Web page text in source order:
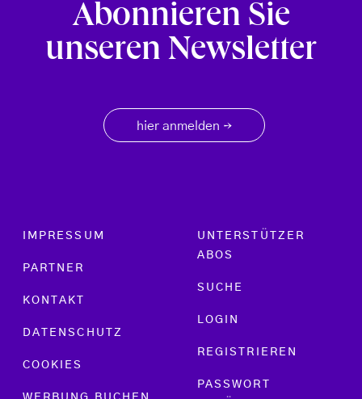
Abonnieren Sie
unseren Newsletter
hier anmelden →
Footer menu
IMPRESSUM
PARTNER
KONTAKT
DATENSCHUTZ
COOKIES
UNTERSTÜTZER
ABOS
SUCHE
LOGIN
REGISTRIEREN
PASSWORT